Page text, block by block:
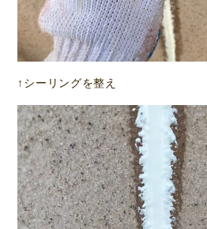
↑シーリングを整え